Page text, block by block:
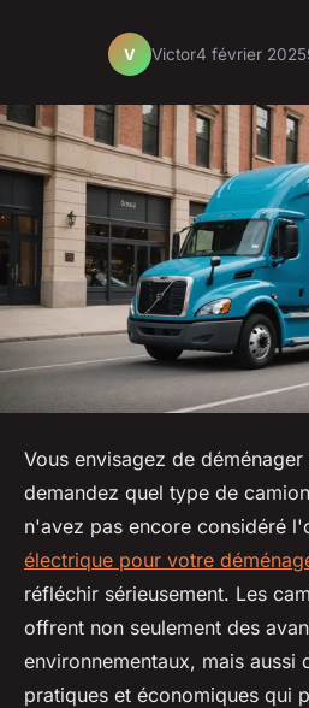
V Victor4 février 2025
Vous envisagez de
demandez quel type de
n'avez pas encore considéré
électrique pour votre
réfléchir sérieusement. Les
offrent non seulement des
environnementaux, mais aussi
pratiques et économiques qui